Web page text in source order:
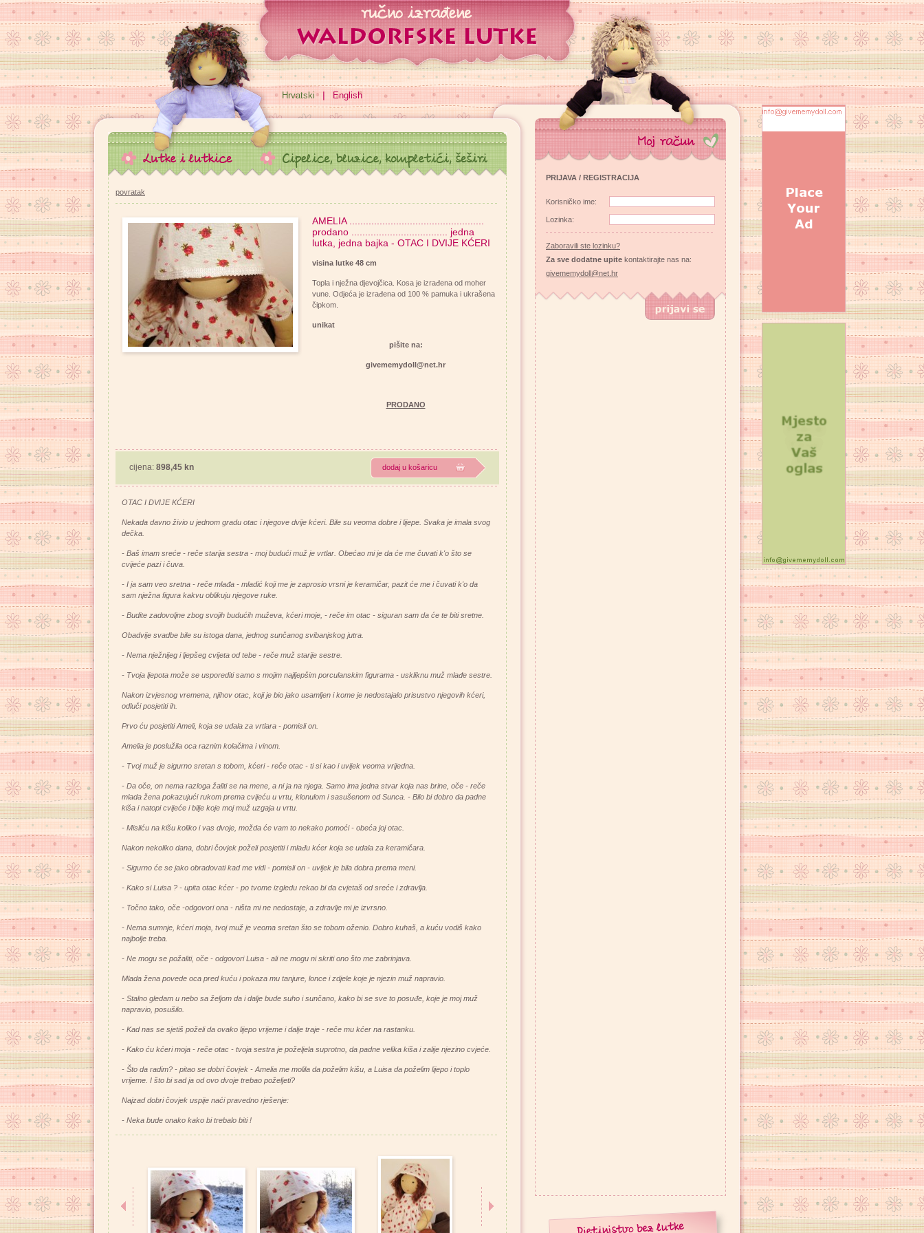
Hrvatski English
povratak
AMELIA .................................................
prodano ................................... jedna
lutka, jedna bajka - OTAC I DVIJE KĆERI
visina lutke 48 cm
Topla i nježna djevojčica. Kosa je izrađena od moher
vune. Odjeća je izrađena od 100 % pamuka i ukrašena
čipkom.
unikat
pišite na:
givememydoll@net.hr
PRODANO
cijena: 898,45 kn dodaj u košaricu
OTAC I DVIJE KĆERI
Nekada davno živio u jednom gradu otac i njegove dvije kćeri. Bile su veoma dobre i lijepe. Svaka je imala svog
dečka.
- Baš imam sreće - reče starija sestra - moj budući muž je vrtlar. Obećao mi je da će me čuvati k'o što se
cvijeće pazi i čuva.
- I ja sam veo sretna - reče mlađa - mladić koji me je zaprosio vrsni je keramičar, pazit će me i čuvati k'o da
sam nježna figura kakvu oblikuju njegove ruke.
- Budite zadovoljne zbog svojih budućih muževa, kćeri moje, - reče im otac - siguran sam da će te biti sretne.
Obadvije svadbe bile su istoga dana, jednog sunčanog svibanjskog jutra.
- Nema nježnijeg i ljepšeg cvijeta od tebe - reče muž starije sestre.
- Tvoja ljepota može se usporediti samo s mojim najljepšim porculanskim figurama - uskliknu muž mlađe sestre.
Nakon izvjesnog vremena, njihov otac, koji je bio jako usamljen i kome je nedostajalo prisustvo njegovih kćeri,
odluči posjetiti ih.
Prvo ću posjetiti Ameli, koja se udala za vrtlara - pomisli on.
Amelia je poslužila oca raznim kolačima i vinom.
- Tvoj muž je sigurno sretan s tobom, kćeri - reče otac - ti si kao i uvijek veoma vrijedna.
- Da oče, on nema razloga žaliti se na mene, a ni ja na njega. Samo ima jedna stvar koja nas brine, oče - reče
mlada žena pokazujući rukom prema cvijeću u vrtu, klonulom i sasušenom od Sunca. - Bilo bi dobro da padne
kiša i natopi cvijeće i bilje koje moj muž uzgaja u vrtu.
- Misliću na kišu koliko i vas dvoje, možda će vam to nekako pomoći - obeća joj otac.
Nakon nekoliko dana, dobri čovjek poželi posjetiti i mlađu kćer koja se udala za keramičara.
- Sigurno će se jako obradovati kad me vidi - pomisli on - uvijek je bila dobra prema meni.
- Kako si Luisa ? - upita otac kćer - po tvome izgledu rekao bi da cvjetaš od sreće i zdravlja.
- Točno tako, oče -odgovori ona - ništa mi ne nedostaje, a zdravlje mi je izvrsno.
- Nema sumnje, kćeri moja, tvoj muž je veoma sretan što se tobom oženio. Dobro kuhaš, a kuću vodiš kako
najbolje treba.
- Ne mogu se požaliti, oče - odgovori Luisa - ali ne mogu ni skriti ono što me zabrinjava.
Mlada žena povede oca pred kuću i pokaza mu tanjure, lonce i zdjele koje je njezin muž napravio.
- Stalno gledam u nebo sa željom da i dalje bude suho i sunčano, kako bi se sve to posuđe, koje je moj muž
napravio, posušilo.
- Kad nas se sjetiš poželi da ovako lijepo vrijeme i dalje traje - reče mu kćer na rastanku.
- Kako ću kćeri moja - reče otac - tvoja sestra je poželjela suprotno, da padne velika kiša i zalije njezino cvjeće.
- Što da radim? - pitao se dobri čovjek - Amelia me molila da poželim kišu, a Luisa da poželim lijepo i toplo
vrijeme. I što bi sad ja od ovo dvoje trebao poželjeti?
Najzad dobri čovjek uspije naći pravedno rješenje:
- Neka bude onako kako bi trebalo biti !
PRIJAVA / REGISTRACIJA
Korisničko ime:
Lozinka:
Zaboravili ste lozinku?
Za sve dodatne upite kontaktirajte nas na:
givememydoll@net.hr